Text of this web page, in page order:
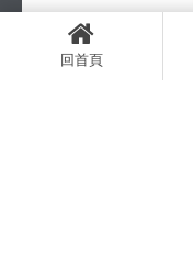
回首頁